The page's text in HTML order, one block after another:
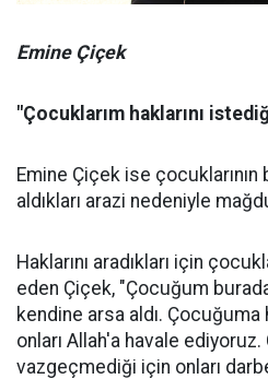
Emine Çiçek
"Çocuklarım haklarını
Emine Çiçek ise
aldıkları arazi nedeniyle
Haklarını aradıkları için
eden Çiçek, "Çocuğum
kendine arsa aldı. Çocuğuma
onları Allah'a havale ediyoruz.
vazgeçmediği için onları